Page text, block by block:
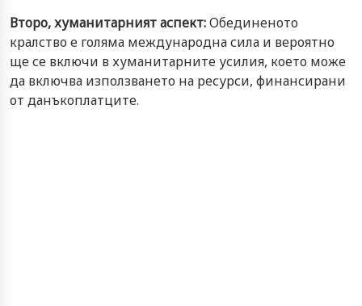
Второ, хуманитарният аспект:Обединеното
кралство е голяма международна сила и вероятно
ще се включи в хуманитарните усилия, което може
да включва използването на ресурси, финансирани
от данъкоплатците.